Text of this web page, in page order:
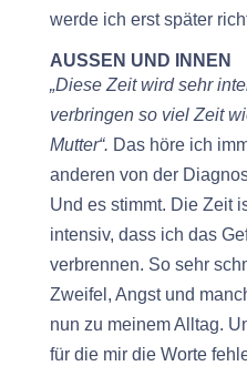
werde ich erst später
AUSSEN UND INNEN
„Diese Zeit wird sehr
verbringen so viel Zeit
Mutter“. Das höre ich
anderen von der
Und es stimmt. Die Zeit
intensiv, dass ich das
verbrennen. So sehr
Zweifel, Angst und
nun zu meinem Alltag.
für die mir die Worte